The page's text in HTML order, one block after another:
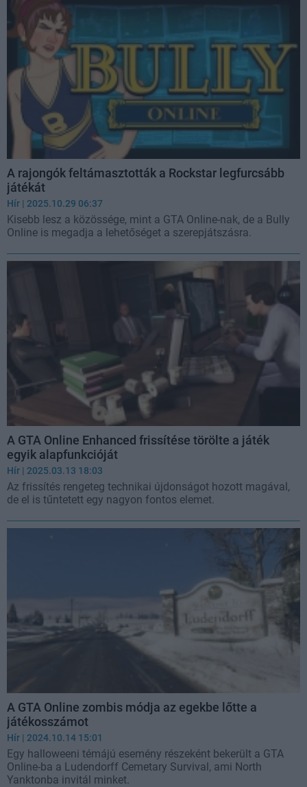
A rajongók feltámasztották a Rockstar legfurcsább
játékát
Hír | 2025.10.29 06:37
Kisebb lesz a közössége, mint a GTA Online-nak, de a Bully
Online is megadja a lehetőséget a szerepjátszásra.
A GTA Online Enhanced frissítése törölte a játék
egyik alapfunkcióját
Hír | 2025.03.13 18:03
Az frissítés rengeteg technikai újdonságot hozott magával,
de el is tűntetett egy nagyon fontos elemet.
A GTA Online zombis módja az egekbe lőtte a
játékosszámot
Hír | 2024.10.14 15:01
Egy halloweeni témájú esemény részeként bekerült a GTA
Online-ba a Ludendorff Cemetary Survival, ami North
Yanktonba invitál minket.